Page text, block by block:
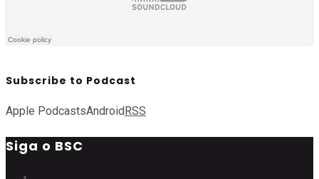
Subscribe to Podcast
Apple PodcastsAndroidRSS
Siga o BSC